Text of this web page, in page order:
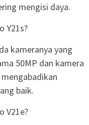
mengisi daya.
Y21s?
kameranya yang
50MP dan kamera
baik.
V21e?